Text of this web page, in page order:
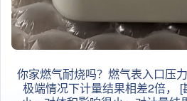
你家燃气耐烧吗？燃气表入口压
极端情况下计量结果相差2倍，